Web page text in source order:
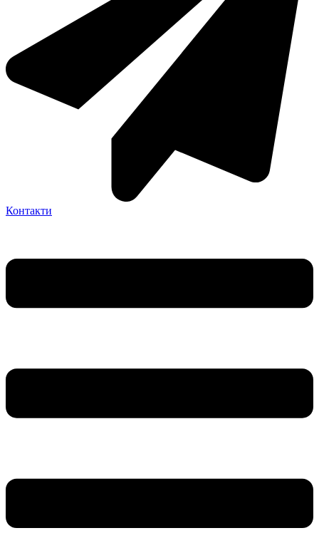
Контакти